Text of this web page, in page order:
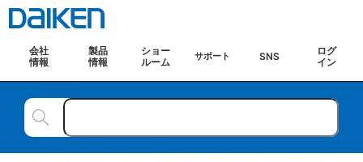
会社
情報
製品
情報
ショー
ルーム
サポート SNS
ログ
イン